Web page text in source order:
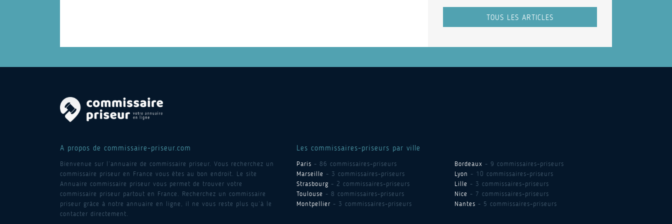
TOUS LES ARTICLES
A propos de commissaire-priseur.com
Bienvenue sur l’annuaire de commissaire priseur. Vous recherchez un
commissaire priseur en France vous êtes au bon endroit. Le site
Annuaire commissaire priseur vous permet de trouver votre
commissaire priseur partout en France. Recherchez un commissaire
priseur grâce à notre annuaire en ligne, il ne vous reste plus qu’à le
contacter directement.
Les commissaires-priseurs par ville
Paris - 86 commissaires-priseurs Bordeaux - 9 commissaires-priseurs
Marseille - 3 commissaires-priseurs Lyon - 10 commissaires-priseurs
Strasbourg - 2 commissaires-priseurs Lille - 3 commissaires-priseurs
Toulouse - 8 commissaires-priseurs Nice - 7 commissaires-priseurs
Montpellier - 3 commissaires-priseurs Nantes - 5 commissaires-priseurs